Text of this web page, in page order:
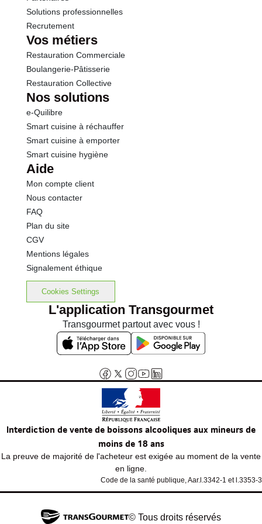
Solutions professionnelles
Recrutement
Vos métiers
Restauration Commerciale
Boulangerie-Pâtisserie
Restauration Collective
Nos solutions
e-Quilibre
Smart cuisine à réchauffer
Smart cuisine à emporter
Smart cuisine hygiène
Aide
Mon compte client
Nous contacter
FAQ
Plan du site
CGV
Mentions légales
Signalement éthique
Cookies Settings
L'application Transgourmet
Transgourmet partout avec vous !
Interdiction de vente de boissons alcooliques aux mineurs de
moins de 18 ans
La preuve de majorité de l'acheteur est exigée au moment de la vente
en ligne.
Code de la santé publique, Aar.l.3342-1 et l.3353-3
© Tous droits réservés